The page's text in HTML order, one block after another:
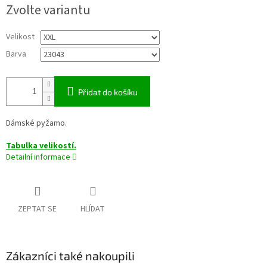
cena:
Zvolte variantu
Velikost
Barva
Přidat do košíku
Dámské pyžamo.
Tabulka velikostí.
Detailní informace
ZEPTAT SE HLÍDAT
Zákazníci také nakoupili